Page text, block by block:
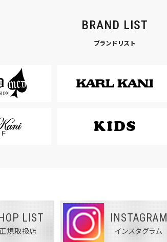
BRAND LIST
ブランドリスト
LIST
規取扱店
INSTAGRAM
インスタグラム